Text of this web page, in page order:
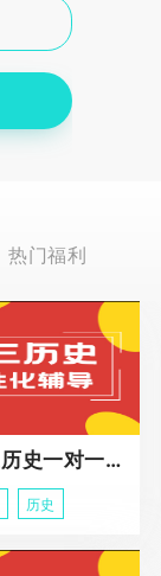
热门福利
咸阳高三历史一对一冲刺课程
历史